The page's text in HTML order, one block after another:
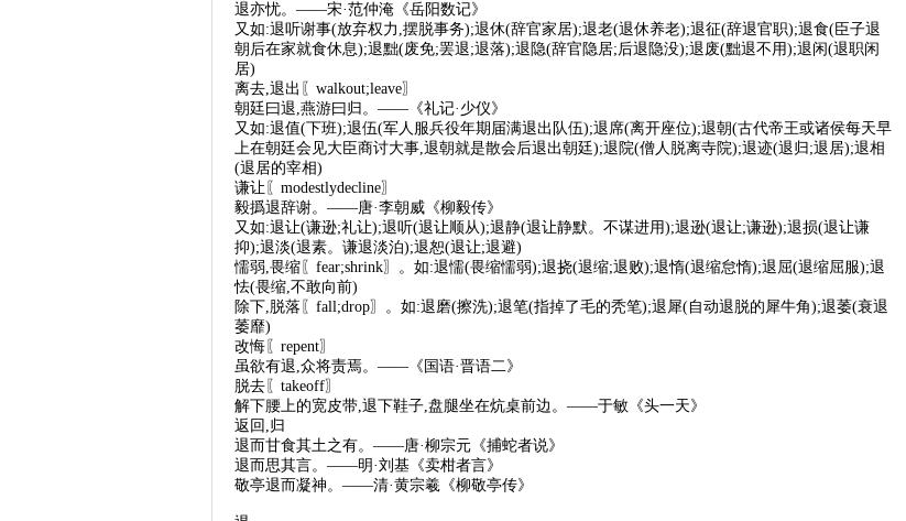
退亦忧。——宋·范仲淹《岳阳数记》
又如:退听谢事(放弃权力,摆脱事务);退休(辞官家居);退老(退休养老);退征(辞退官职);退食(臣子退
朝后在家就食休息);退黜(废免;罢退;退落);退隐(辞官隐居;后退隐没);退废(黜退不用);退闲(退职闲
居)
离去,退出〖walkout;leave〗
朝廷曰退,燕游曰归。——《礼记·少仪》
又如:退值(下班);退伍(军人服兵役年期届满退出队伍);退席(离开座位);退朝(古代帝王或诸侯每天早
上在朝廷会见大臣商讨大事,退朝就是散会后退出朝廷);退院(僧人脱离寺院);退迹(退归;退居);退相
(退居的宰相)
谦让〖modestlydecline〗
毅撝退辞谢。——唐·李朝威《柳毅传》
又如:退让(谦逊;礼让);退听(退让顺从);退静(退让静默。不谋进用);退逊(退让;谦逊);退损(退让谦
抑);退淡(退素。谦退淡泊);退恕(退让;退避)
懦弱,畏缩〖fear;shrink〗。如:退懦(畏缩懦弱);退挠(退缩;退败);退惰(退缩怠惰);退屈(退缩屈服);退
怯(畏缩,不敢向前)
除下,脱落〖fall;drop〗。如:退磨(擦洗);退笔(指掉了毛的秃笔);退犀(自动退脱的犀牛角);退萎(衰退
萎靡)
改悔〖repent〗
虽欲有退,众将责焉。——《国语·晋语二》
脱去〖takeoff〗
解下腰上的宽皮带,退下鞋子,盘腿坐在炕桌前边。——于敏《头一天》
返回,归
退而甘食其土之有。——唐·柳宗元《捕蛇者说》
退而思其言。——明·刘基《卖柑者言》
敬亭退而凝神。——清·黄宗羲《柳敬亭传》